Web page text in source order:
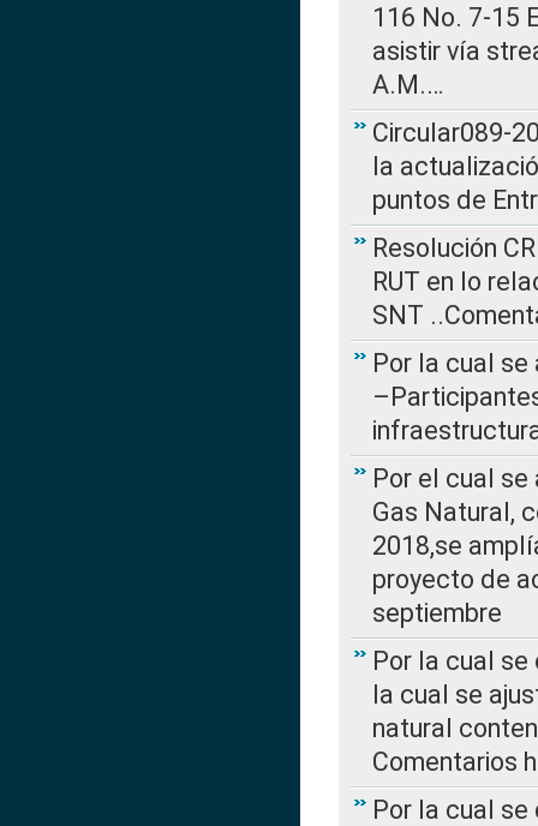
116 No. 7-15
asistir vía
A.M.…
Circular089-
la
puntos de
Resolución
RUT en lo
SNT
Por la cual se
Por el cual
Gas Natural,
2018,se
proyecto de
septiembre
Por la cual se
la cual se
natural
Comentarios
Por la cual